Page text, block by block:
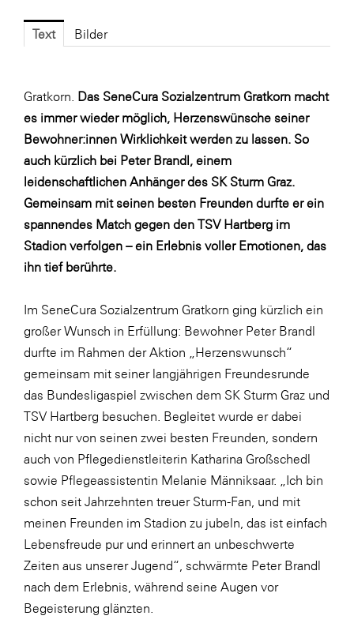
FV Energierohstoff & Kraftstoff
Gas Connect Austria
GBV - Verband gemeinnütziger
Bauvereinigungen
Heimat Österreich
ikp
Johnson & Johnson
kosaplaner
Libro
Lidl Österreich
Die Menü-Manufaktur
MTH Retail Group
OMV
PAGRO
PHH Rechtsanwält:innen
Text Bilder
Gratkorn. Das SeneCura Sozialzentrum Gratkorn macht
es immer wieder möglich, Herzenswünsche seiner
Bewohner:innen Wirklichkeit werden zu lassen. So
auch kürzlich bei Peter Brandl, einem
leidenschaftlichen Anhänger des SK Sturm Graz.
Gemeinsam mit seinen besten Freunden durfte er ein
spannendes Match gegen den TSV Hartberg im
Stadion verfolgen – ein Erlebnis voller Emotionen, das
ihn tief berührte.
Im SeneCura Sozialzentrum Gratkorn ging kürzlich ein
großer Wunsch in Erfüllung: Bewohner Peter Brandl
durfte im Rahmen der Aktion „Herzenswunsch“
gemeinsam mit seiner langjährigen Freundesrunde
das Bundesligaspiel zwischen dem SK Sturm Graz und
TSV Hartberg besuchen. Begleitet wurde er dabei
nicht nur von seinen zwei besten Freunden, sondern
auch von Pflegedienstleiterin Katharina Großschedl
sowie Pflegeassistentin Melanie Männiksaar. „Ich bin
schon seit Jahrzehnten treuer Sturm-Fan, und mit
meinen Freunden im Stadion zu jubeln, das ist einfach
Lebensfreude pur und erinnert an unbeschwerte
Zeiten aus unserer Jugend“, schwärmte Peter Brandl
nach dem Erlebnis, während seine Augen vor
Begeisterung glänzten.